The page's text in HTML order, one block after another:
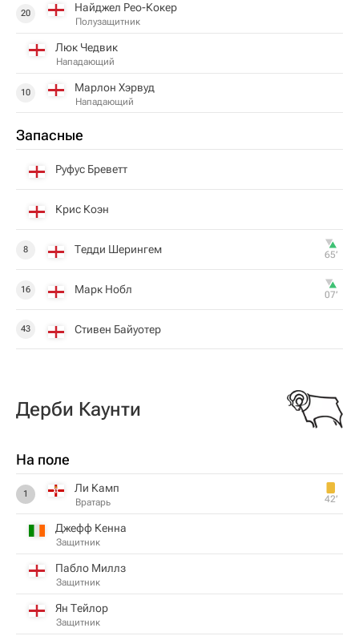
20 Найджел Рео-Кокер
Полузащитник
Люк Чедвик
Нападающий
10 Марлон Хэрвуд
Нападающий
Запасные
Руфус Бреветт
Крис Коэн
8 Тедди Шерингем 65‎’‎
16 Марк Нобл 07‎’‎
43 Стивен Байуотер
Дерби Каунти
На поле
1 Ли Камп
Вратарь 42‎’‎
Джефф Кенна
Защитник
Пабло Миллз
Защитник
Ян Тейлор
Защитник